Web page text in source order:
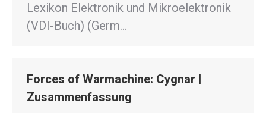
Lexikon Elektronik und Mikroelektronik
(VDI-Buch) (Germ…
Forces of Warmachine: Cygnar |
Zusammenfassung